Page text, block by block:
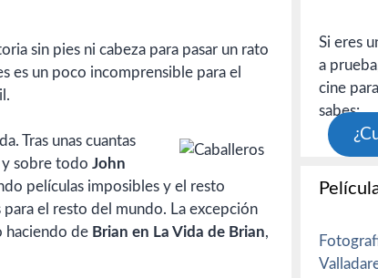
sin pies ni cabeza para pasar un rato
es un poco incomprensible para el
Tras unas cuantas
y sobre todo John
películas imposibles y el resto
el resto del mundo. La excepción
haciendo de Brian en La Vida de Brian,
Si eres
a
cine
sabes: